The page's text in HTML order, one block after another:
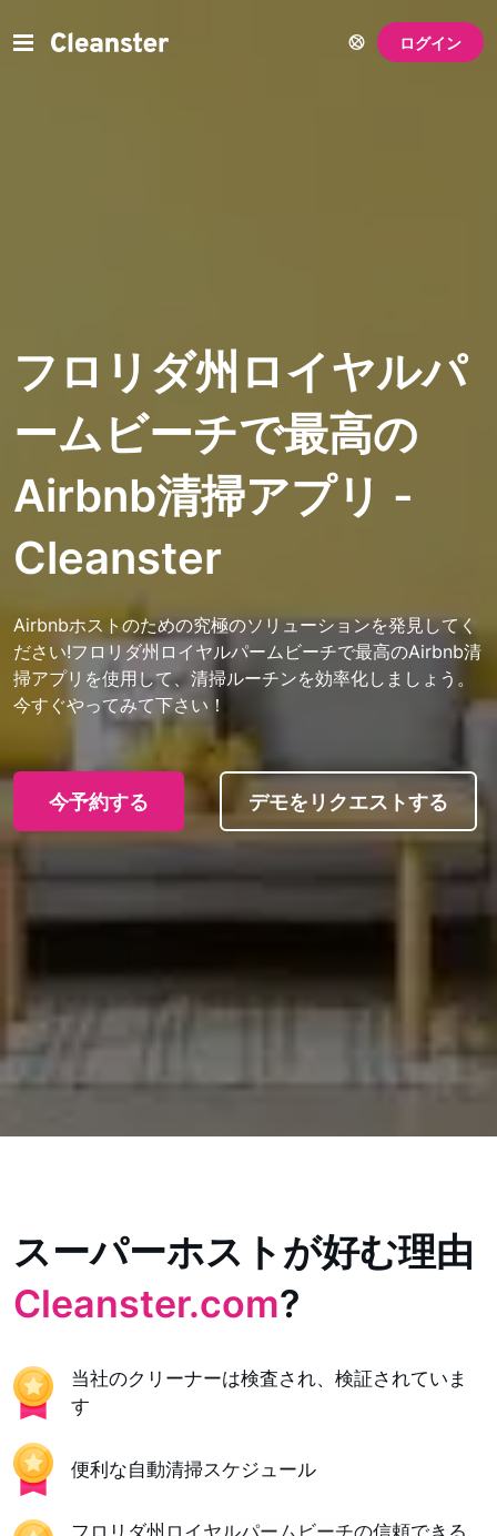
ログイン
フロリダ州ロイヤルパ
ームビーチで最高の
Airbnb清掃アプリ -
Cleanster
Airbnbホストのための究極のソリューションを発見してく
ださい!フロリダ州ロイヤルパームビーチで最高のAirbnb清
掃アプリを使用して、清掃ルーチンを効率化しましょう。
今すぐやってみて下さい！
今予約する デモをリクエストする
スーパーホストが好む理由
Cleanster.com?
当社のクリーナーは検査され、検証されていま
す
便利な自動清掃スケジュール
フロリダ州ロイヤルパームビーチの信頼できる